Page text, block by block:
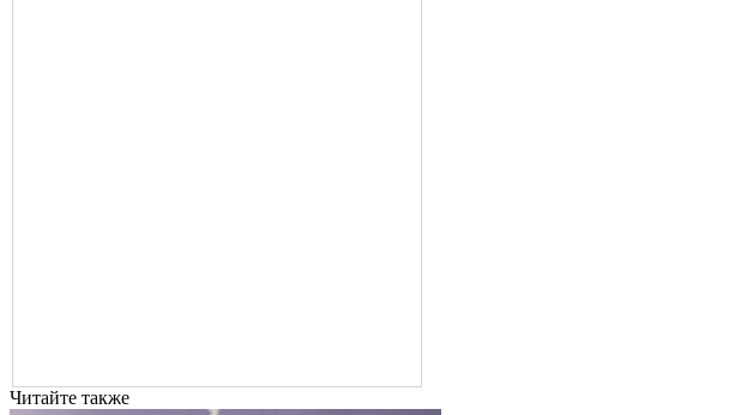
Читайте также